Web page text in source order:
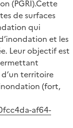
(PGRI).Cette
de surfaces
qui
et les
Leur objectif est
territoire
(fort,
af64-